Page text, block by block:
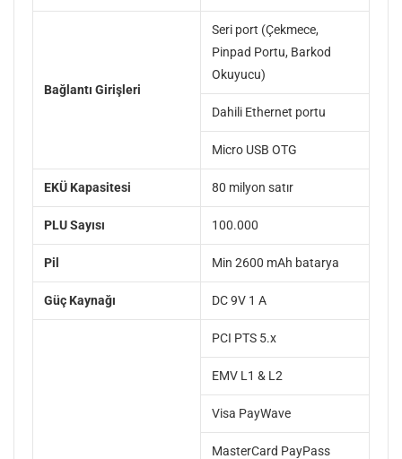
Bağlantı Girişleri
Seri port (Çekmece,
Pinpad Portu, Barkod
Okuyucu)
Dahili Ethernet portu
Micro USB OTG
EKÜ Kapasitesi 80 milyon satır
PLU Sayısı 100.000
Pil Min 2600 mAh batarya
Güç Kaynağı DC 9V 1 A
PCI PTS 5.x
EMV L1 & L2
Visa PayWave
MasterCard PayPass